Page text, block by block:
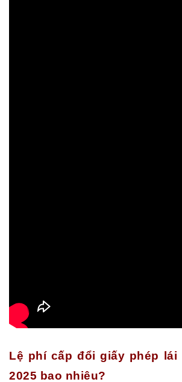
Lệ phí cấp đổi giấy phép lái
2025 bao nhiêu?